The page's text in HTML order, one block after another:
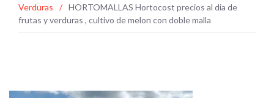
Verduras
/ HORTOMALLAS Hortocost precios al dia de
frutas y verduras , cultivo de melon con doble malla